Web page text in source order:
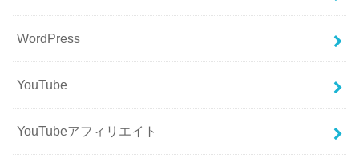
WordPress
YouTube
YouTubeアフィリエイト